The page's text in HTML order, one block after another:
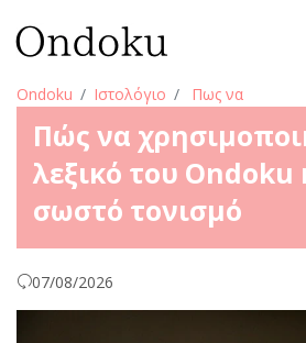
Ondoku Ιστολόγιο Πως να
Πώς να
λεξικό του Ondoku
σωστό τονισμό
07/08/2026